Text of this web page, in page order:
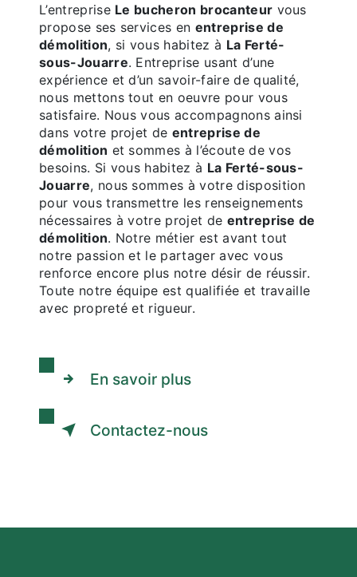
L’entreprise Le bucheron brocanteur vous
propose ses services en entreprise de
démolition, si vous habitez à La Ferté-
sous-Jouarre. Entreprise usant d’une
expérience et d’un savoir-faire de qualité,
nous mettons tout en oeuvre pour vous
satisfaire. Nous vous accompagnons ainsi
dans votre projet de entreprise de
démolition et sommes à l’écoute de vos
besoins. Si vous habitez à La Ferté-sous-
Jouarre, nous sommes à votre disposition
pour vous transmettre les renseignements
nécessaires à votre projet de entreprise de
démolition. Notre métier est avant tout
notre passion et le partager avec vous
renforce encore plus notre désir de réussir.
Toute notre équipe est qualifiée et travaille
avec propreté et rigueur.
En savoir plus
Contactez-nous